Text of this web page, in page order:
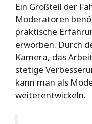
Ein Großteil der
Moderatoren
praktische
erworben. Durch
Kamera, das
stetige
kann man als
weiterentwickeln.